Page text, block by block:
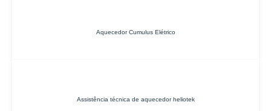
Aquecedor Cumulus Elétrico
Assistência técnica de aquecedor heliotek